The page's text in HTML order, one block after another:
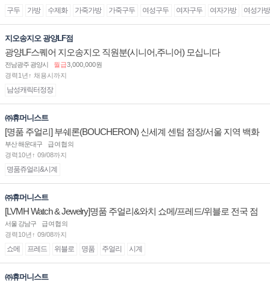
구두 가방 수제화 가죽가방 가죽구두 여성구두 여자구두 여자가방 여성가방
지오송지오 광양LF점
광양LF스퀘어 지오송지오 직원분(시니어,주니어) 모십니다
전남광주 광양시 월급3,000,000원
경력1년↑ 채용시까지
남성캐릭터정장
㈜휴머니스트
[명품 주얼리] 부쉐론(BOUCHERON) 신세계 센텀 점장/서울 지역 백화
점 판매사원 채용
부산 해운대구
급여협의
경력10년↑ 09/08까지
명품쥬얼리&시계
㈜휴머니스트
[LVMH Watch & Jewelry]명품 주얼리&와치 쇼메/프레드/위블로 전국 점
장/부점장/판매사원 채용
서울 강남구
급여협의
경력10년↑ 09/08까지
쇼메 프레드 위블로 명품 주얼리 시계
㈜휴머니스트